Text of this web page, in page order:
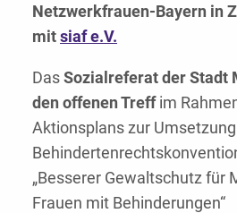
Netzwerkfrauen-Bayern in
mitsiaf e.V.
DasSozialreferat der Stadt
den offenen Treffim
Aktionsplans zur
„Besserer Gewaltschutz für
Frauen mit Behinderungen“